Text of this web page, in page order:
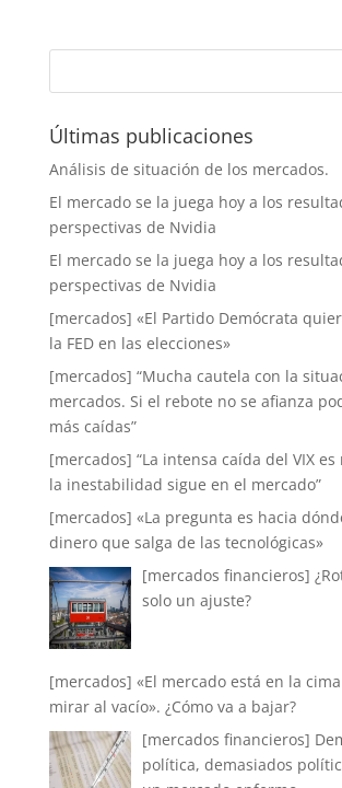
Últimas publicaciones
Análisis de situación de los mercados.
El mercado se la juega hoy a los
perspectivas de Nvidia
El mercado se la juega hoy a los
perspectivas de Nvidia
[mercados] «El Partido Demócrata
la FED en las elecciones»
[mercados] “Mucha cautela con la
mercados. Si el rebote no se afianza
más caídas”
[mercados] “La intensa caída del VIX
la inestabilidad sigue en el mercado”
[mercados] «La pregunta es hacia
dinero que salga de las tecnológicas»
[mercados financieros]
solo un ajuste?
[mercados] «El mercado está en la
mirar al vacío». ¿Cómo va a bajar?
[mercados financieros]
política, demasiados